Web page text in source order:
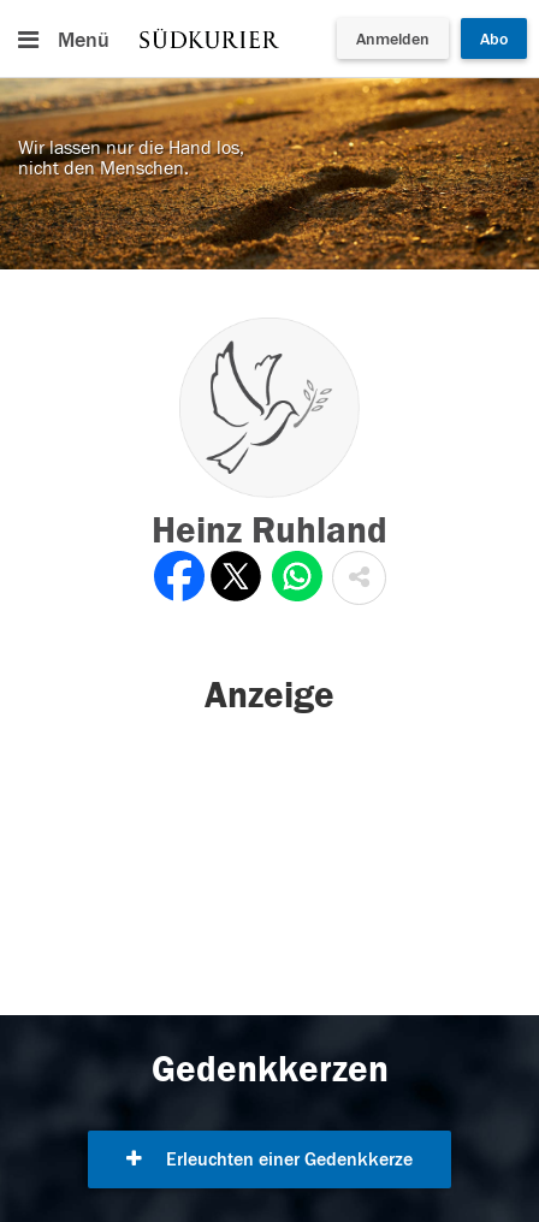
Menü Anmelden Abo
Wir lassen nur die Hand los,
nicht den Menschen.
Heinz Ruhland
Anzeige
Gedenkkerzen
Erleuchten einer Gedenkkerze